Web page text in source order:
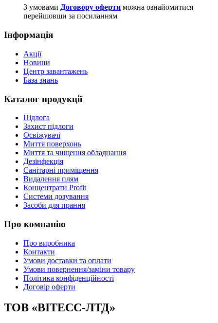
З умовами Договору оферти можна ознайомитися
перейшовши за посиланням
Інформація
Акції
Новини
Центр завантажень
База знань
Каталог продукції
Підлога
Захист підлоги
Освіжувачі
Миття поверхонь
Миття та чищення обладнання
Дезінфекція
Санітарні приміщення
Видалення плям
Концентрати Profit
Системи дозування
Засоби для прання
Про компанію
Про виробника
Контакти
Умови доставки та оплати
Умови повернення/заміни товару
Політика конфіденційності
Договір оферти
ТОВ «ВІТЕСС-ЛТД»